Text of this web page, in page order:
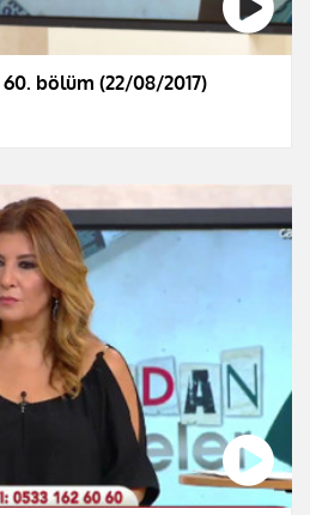
bölüm (22/08/2017)